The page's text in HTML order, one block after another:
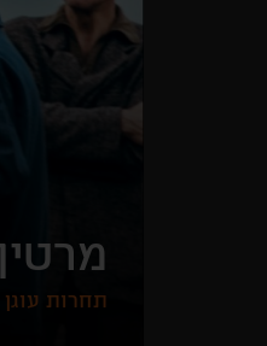
תחרות